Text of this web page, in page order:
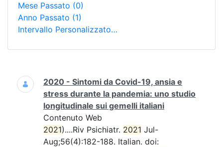
Mese Passato (0)
Anno Passato (1)
Intervallo Personalizzato…
Ricerca
2020 - Sintomi da Covid-19, ansia e
stress durante la pandemia: uno studio
longitudinale sui gemelli italiani
Contenuto Web
2021)....Riv Psichiatr. 2021 Jul-
Aug;56(4):182-188. Italian. doi: